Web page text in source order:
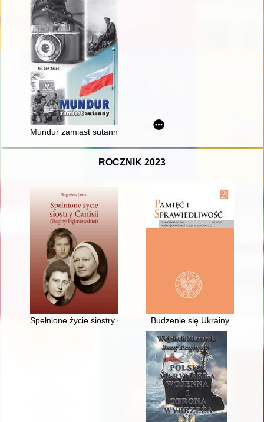
Mundur zamiast sutanny
ROCZNIK 2023
Spełnione życie siostry Canisii (Reginy Piękniewskiej)
Budzenie się Ukrainy